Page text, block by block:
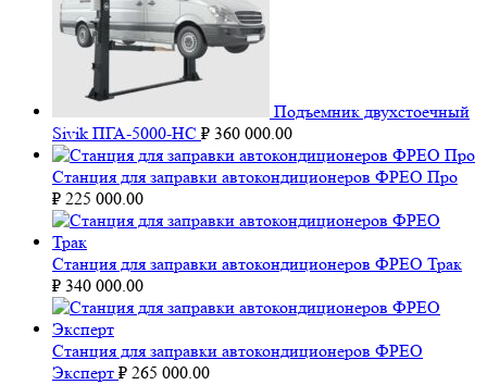
Подъемник двухстоечный
Sivik ПГА-5000-НС ₽ 360 000.00
Станция для заправки автокондиционеров ФРЕО Про
₽ 225 000.00
Станция для заправки автокондиционеров ФРЕО Трак
₽ 340 000.00
Станция для заправки автокондиционеров ФРЕО
Эксперт ₽ 265 000.00